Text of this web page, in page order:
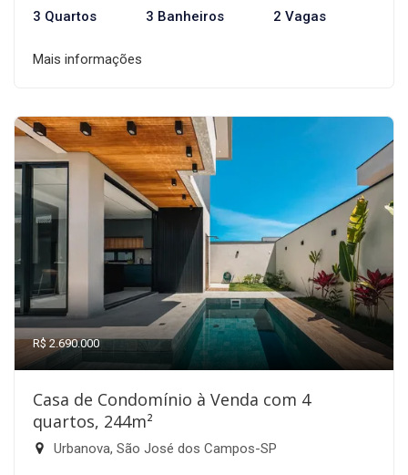
3 Quartos 3 Banheiros 2 Vagas
Mais informações
R$ 2.690.000
Casa de Condomínio à Venda com 4
quartos, 244m²
Urbanova, São José dos Campos-SP